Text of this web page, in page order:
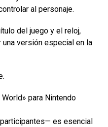
al personaje.
del juego y el reloj,
una versión especial en la
para Nintendo
es esencial